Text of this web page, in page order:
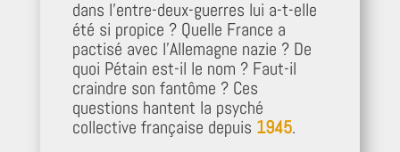
dans l’entre-deux-guerres lui a-t-elle
été si propice ? Quelle France a
pactisé avec l’Allemagne nazie ? De
quoi Pétain est-il le nom ? Faut-il
craindre son fantôme ? Ces
questions hantent la psyché
collective française depuis 1945.